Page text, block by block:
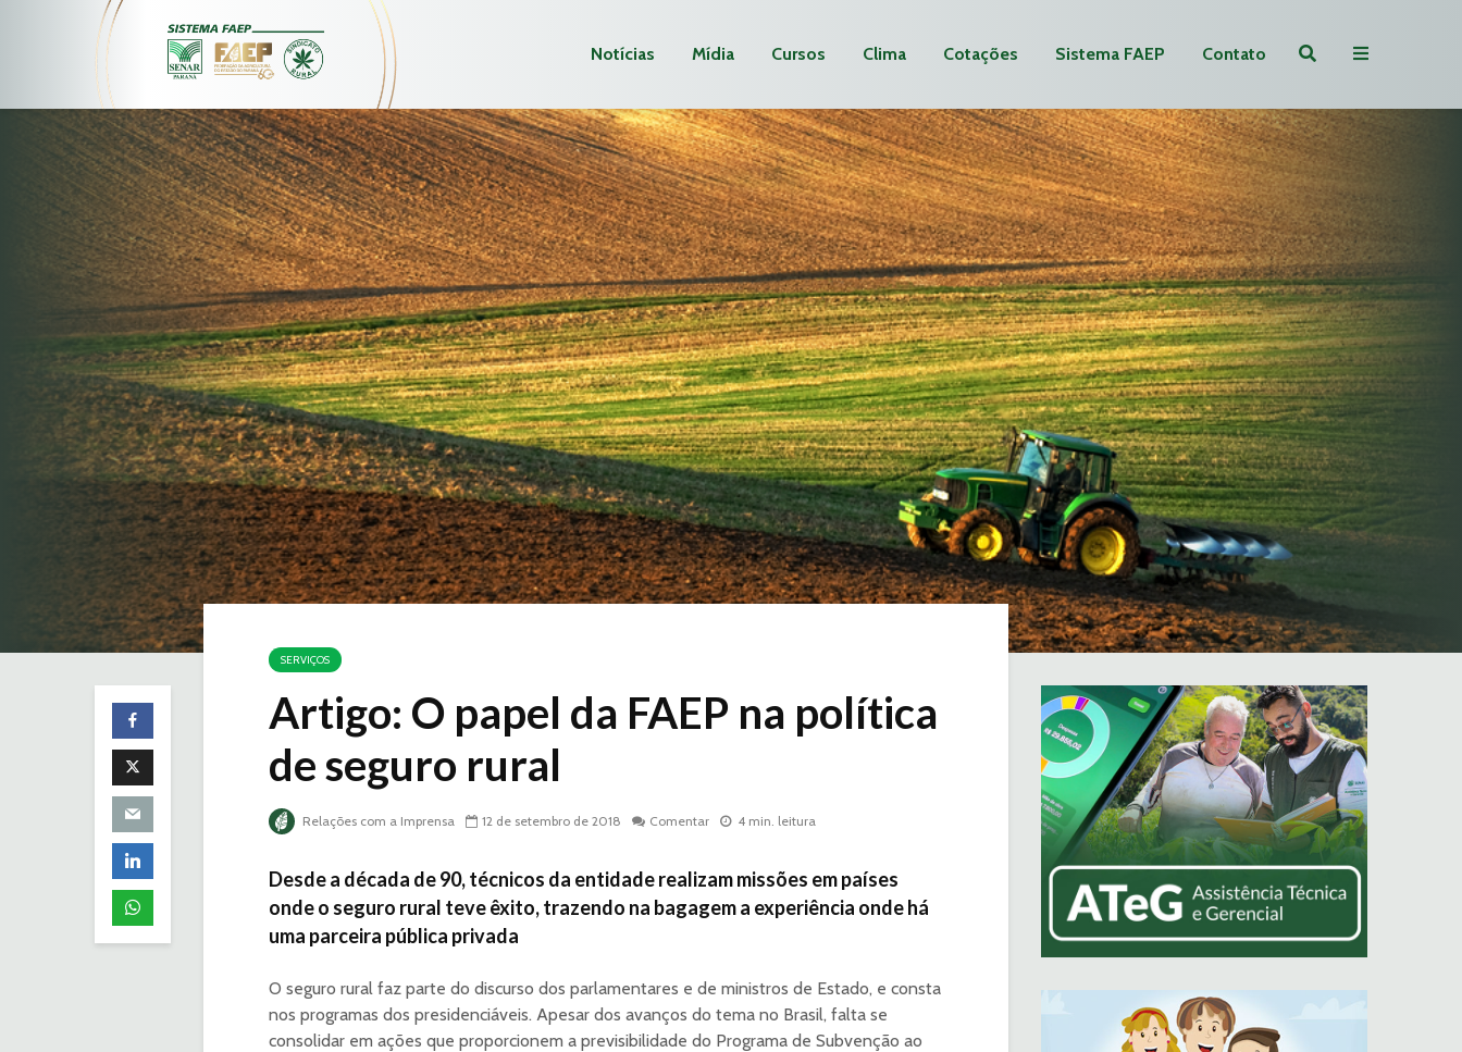
Notícias Mídia Cursos Clima Cotações Sistema FAEP Contato
SERVIÇOS
Artigo: O papel da FAEP na política
de seguro rural
Relações com a Imprensa 12 de setembro de 2018 Comentar 4 min. leitura
Desde a década de 90, técnicos da entidade realizam missões em países
onde o seguro rural teve êxito, trazendo na bagagem a experiência onde há
uma parceira pública privada
O seguro rural faz parte do discurso dos parlamentares e de ministros de Estado, e consta
nos programas dos presidenciáveis. Apesar dos avanços do tema no Brasil, falta se
consolidar em ações que proporcionem a previsibilidade do Programa de Subvenção ao